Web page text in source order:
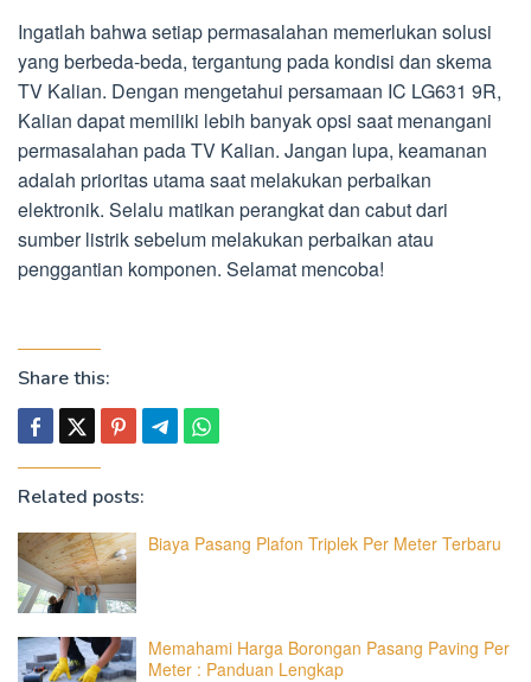
Ingatlah bahwa setiap permasalahan memerlukan solusi
yang berbeda-beda, tergantung pada kondisi dan skema
TV Kalian. Dengan mengetahui persamaan IC LG631 9R,
Kalian dapat memiliki lebih banyak opsi saat menangani
permasalahan pada TV Kalian. Jangan lupa, keamanan
adalah prioritas utama saat melakukan perbaikan
elektronik. Selalu matikan perangkat dan cabut dari
sumber listrik sebelum melakukan perbaikan atau
penggantian komponen. Selamat mencoba!
Share this:
Related posts:
Biaya Pasang Plafon Triplek Per Meter Terbaru
Memahami Harga Borongan Pasang Paving Per
Meter : Panduan Lengkap